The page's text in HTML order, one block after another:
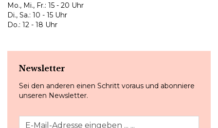
Mo., Mi., Fr.: 15 - 20 Uhr
Di., Sa.: 10 - 15 Uhr
Do.: 12 - 18 Uhr
Newsletter
Sei den anderen einen Schritt voraus und abonniere
unseren Newsletter.